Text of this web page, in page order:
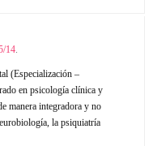
14.
(Especialización –
en psicología clínica y
manera integradora y no
la psiquiatría